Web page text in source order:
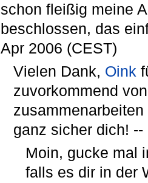
schon fleißig meine
beschlossen, das
Apr 2006 (CEST)
Vielen Dank, Oink
zuvorkommend
ganz sicher dich! --
Moin, gucke mal
falls es dir in der